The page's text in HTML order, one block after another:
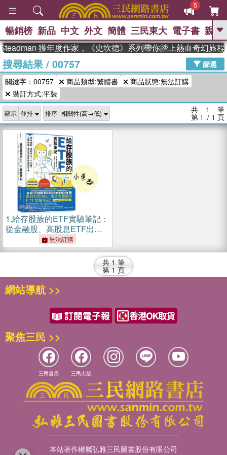
5
GO
高希均教授回憶錄
、 The Odyssey 、 父親節 、 如果歷
史是一群喵 、 暑期推薦 、 國際布克
登輝時代 、 數學女孩：黎曼猜想 、
偉大的迷走神經
暢銷榜 新品 中文 外文 簡體 三民東大 電子書 親子
獲年度作家，《史坎德》系列帶你踏上熱血奇幻旅程
搜尋結果/ 00757
篩選
關鍵字：00757
商品類型:繁體書
商品狀態:無法訂購
裝訂方式:平裝
顯示 排序 共 1 筆
第 1 / 1 頁
1.給存股族的ETF實驗筆記：
從金融股、高股息ETF出
發，以錢養錢，晉升買房族
的完整分享【首刷限量簽名
無法訂購
共 1 筆
第 1 頁
網站導航 >>
聚焦三民 >>
三民書局 三民出版
本站著作權屬弘雅三民圖書股份有限公司